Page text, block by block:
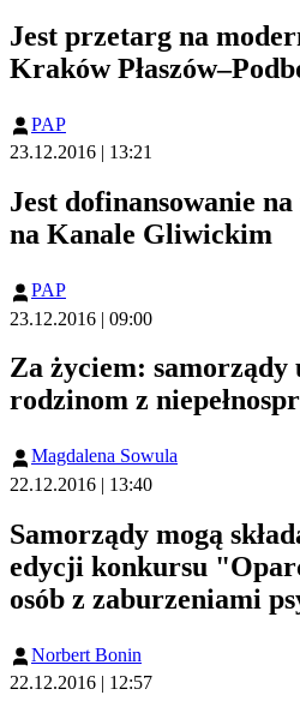
Jest przetarg na
Kraków
PAP
23.12.2016 | 13:21
Jest dofinansowanie
na Kanale Gliwickim
PAP
23.12.2016 | 09:00
Za życiem: samorządy
rodzinom z
Magdalena Sowula
22.12.2016 | 13:40
Samorządy mogą
edycji konkursu
osób z zaburzeniami
Norbert Bonin
22.12.2016 | 12:57